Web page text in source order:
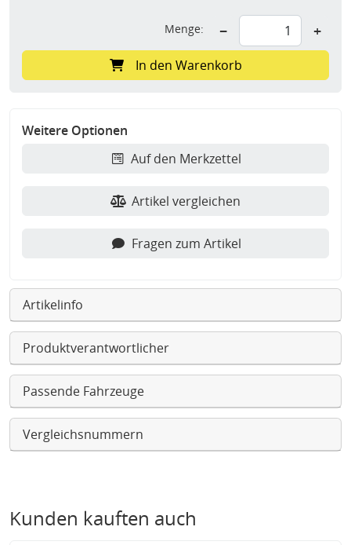
Menge: − +
In den Warenkorb
Weitere Optionen
Auf den Merkzettel
Artikel vergleichen
Fragen zum Artikel
Artikelinfo
Produktverantwortlicher
Passende Fahrzeuge
Vergleichsnummern
Kunden kauften auch